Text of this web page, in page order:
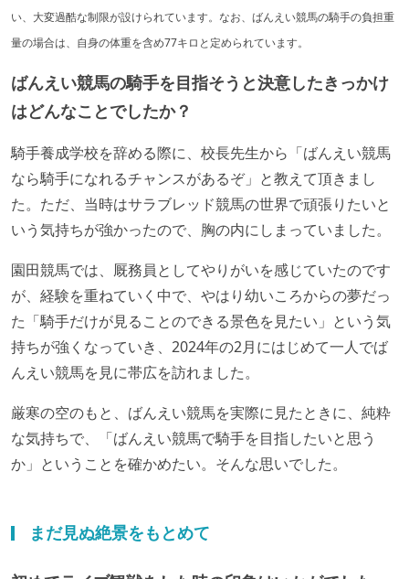
い、大変過酷な制限が設けられています。なお、ばんえい競馬の騎手の負担重
量の場合は、自身の体重を含め77キロと定められています。
ばんえい競馬の騎手を目指そうと決意したきっかけ
はどんなことでしたか？
騎手養成学校を辞める際に、校長先生から「ばんえい競馬
なら騎手になれるチャンスがあるぞ」と教えて頂きまし
た。ただ、当時はサラブレッド競馬の世界で頑張りたいと
いう気持ちが強かったので、胸の内にしまっていました。
園田競馬では、厩務員としてやりがいを感じていたのです
が、経験を重ねていく中で、やはり幼いころからの夢だっ
た「騎手だけが見ることのできる景色を見たい」という気
持ちが強くなっていき、2024年の2月にはじめて一人でば
んえい競馬を見に帯広を訪れました。
厳寒の空のもと、ばんえい競馬を実際に見たときに、純粋
な気持ちで、「ばんえい競馬で騎手を目指したいと思う
か」ということを確かめたい。そんな思いでした。
まだ見ぬ絶景をもとめて